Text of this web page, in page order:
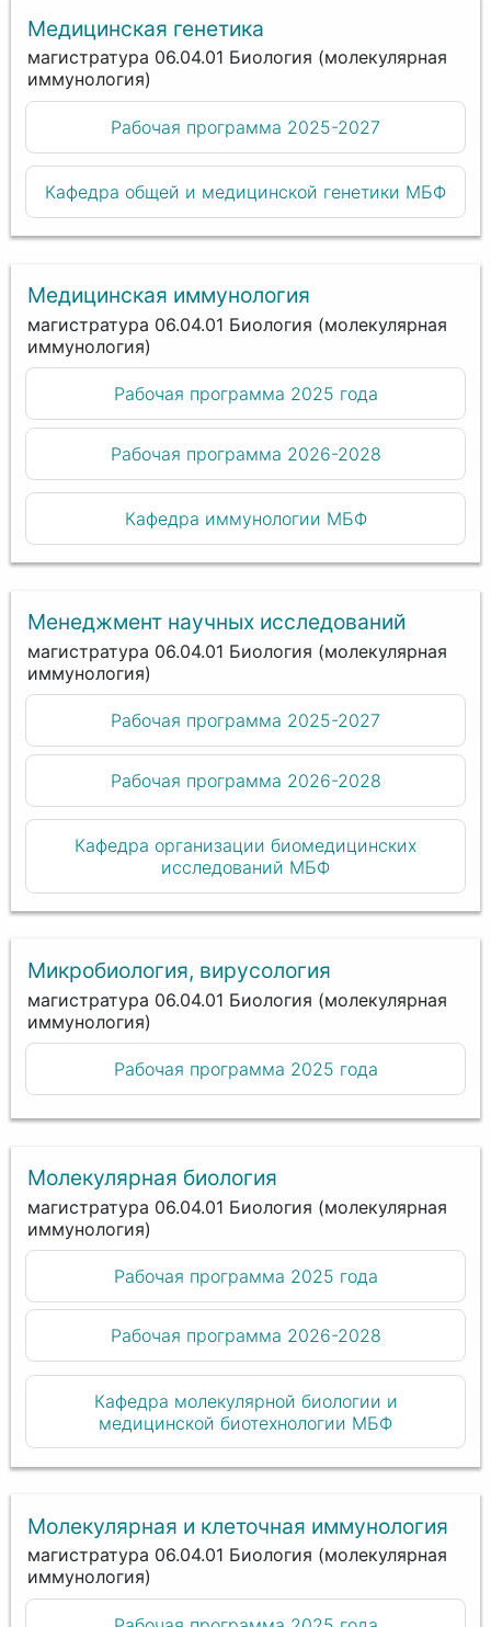
Медицинская генетика
магистратура 06.04.01 Биология (молекулярная
иммунология)
Рабочая программа 2025-2027
Кафедра общей и медицинской генетики МБФ
Медицинская иммунология
магистратура 06.04.01 Биология (молекулярная
иммунология)
Рабочая программа 2025 года
Рабочая программа 2026-2028
Кафедра иммунологии МБФ
Менеджмент научных исследований
магистратура 06.04.01 Биология (молекулярная
иммунология)
Рабочая программа 2025-2027
Рабочая программа 2026-2028
Кафедра организации биомедицинских
исследований МБФ
Микробиология, вирусология
магистратура 06.04.01 Биология (молекулярная
иммунология)
Рабочая программа 2025 года
Молекулярная биология
магистратура 06.04.01 Биология (молекулярная
иммунология)
Рабочая программа 2025 года
Рабочая программа 2026-2028
Кафедра молекулярной биологии и
медицинской биотехнологии МБФ
Молекулярная и клеточная иммунология
магистратура 06.04.01 Биология (молекулярная
иммунология)